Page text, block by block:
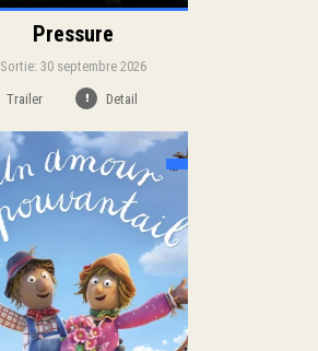
Pressure
Sortie: 30 septembre 2026
Trailer
Detail
Sortie:
Genre:
Animation
Duration:
Langue: